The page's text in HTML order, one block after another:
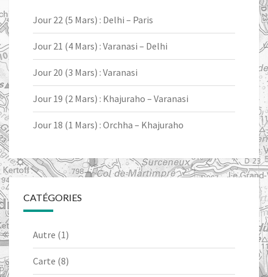
Jour 22 (5 Mars) : Delhi – Paris
Jour 21 (4 Mars) : Varanasi – Delhi
Jour 20 (3 Mars) : Varanasi
Jour 19 (2 Mars) : Khajuraho – Varanasi
Jour 18 (1 Mars) : Orchha – Khajuraho
CATÉGORIES
Autre (1)
Carte (8)